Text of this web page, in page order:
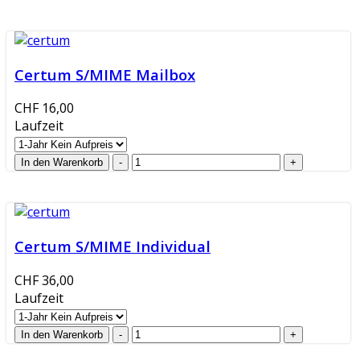
Certum S/MIME Mailbox
CHF 16,00
Laufzeit
Certum S/MIME Individual
CHF 36,00
Laufzeit